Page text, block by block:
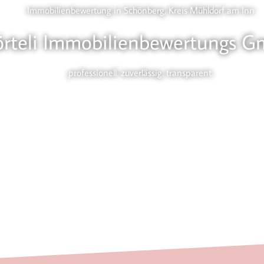
Immobilienbewertung in Schönberg, Kreis Mühldorf am Inn
Immobilienbewertungs
professionell. zuverlässig. transparent.